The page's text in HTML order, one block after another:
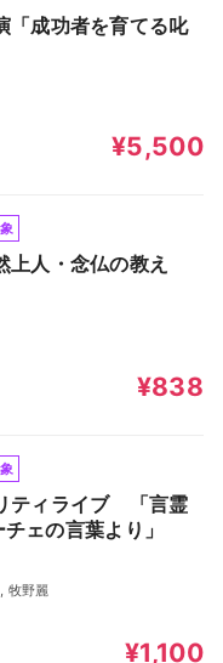
「成功者を育てる叱
¥5,500
上人・念仏の教え
¥838
ティライブ 「言霊
の言葉より」
牧野麗
¥1,100